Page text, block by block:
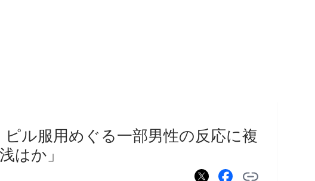
ル服用めぐる一部男性の反応に複
はか」